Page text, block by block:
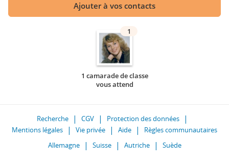
Ajouter à vos contacts
1
1 camarade de classe
vous attend
Recherche CGV
Protection des données
Mentions légales
Vie privée Aide
Règles communautaires
Allemagne
Suisse Autriche Suède